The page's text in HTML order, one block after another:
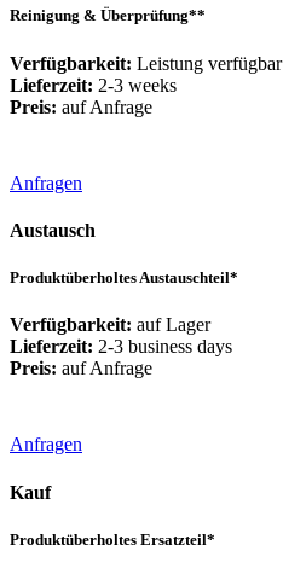
Reinigung & Überprüfung**
Verfügbarkeit: Leistung verfügbar
Lieferzeit: 2-3 weeks
Preis: auf Anfrage
Anfragen
Austausch
Produktüberholtes Austauschteil*
Verfügbarkeit: auf Lager
Lieferzeit: 2-3 business days
Preis: auf Anfrage
Anfragen
Kauf
Produktüberholtes Ersatzteil*